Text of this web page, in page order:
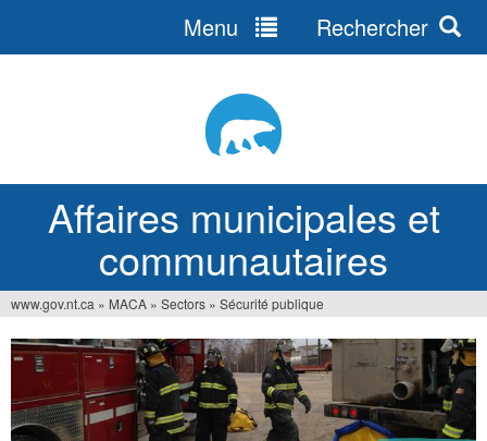
Affaires municipales et
communautaires
Menu Rechercher
Vous
êtes
ici
www.gov.nt.ca » MACA » Sectors » Sécurité publique